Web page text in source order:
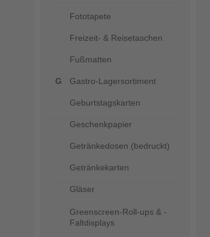
Fototapete
Freizeit- & Reisetaschen
Fußmatten
Gastro-Lagersortiment
Geburtstagskarten
Geschenkpapier
Getränkedosen (bedruckt)
Getränkekarten
Gläser
Greenscreen-Roll-ups & -
Faltdisplays